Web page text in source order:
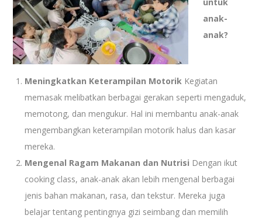
anak-
anak?
Meningkatkan Keterampilan Motorik Kegiatan
memasak melibatkan berbagai gerakan seperti mengaduk,
memotong, dan mengukur. Hal ini membantu anak-anak
mengembangkan keterampilan motorik halus dan kasar
mereka.
Mengenal Ragam Makanan dan Nutrisi Dengan ikut
cooking class, anak-anak akan lebih mengenal berbagai
jenis bahan makanan, rasa, dan tekstur. Mereka juga
belajar tentang pentingnya gizi seimbang dan memilih